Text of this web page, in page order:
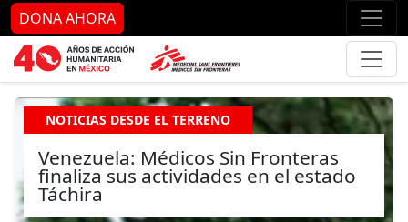
Ir al contenido principal Ir
DONA AHORA
NOTICIAS DESDE EL TERRENO
Venezuela: Médicos Sin Fronteras
finaliza sus actividades en el estado
Táchira